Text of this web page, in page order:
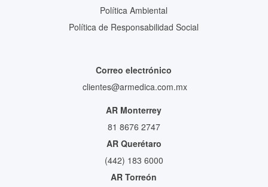
Política Ambiental
Política de Responsabilidad Social
Correo electrónico
clientes@armedica.com.mx
AR Monterrey
81 8676 2747
AR Querétaro
(442) 183 6000
AR Torreón